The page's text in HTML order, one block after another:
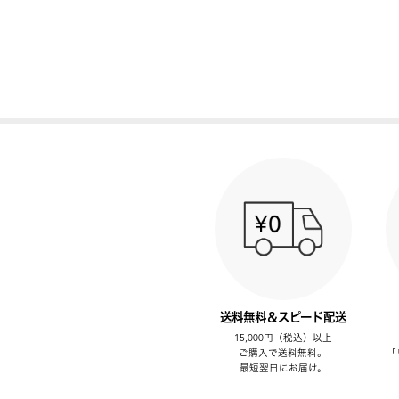
送料無料＆スピード配送
15,000円（税込）以上
ご購入で送料無料。
最短翌日にお届け。